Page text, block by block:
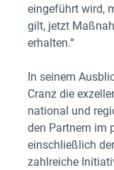
eingeführt wird,
gilt, jetzt
erhalten.“
In seinem
Cranz die
national und
den Partnern im
einschließlich
zahlreiche